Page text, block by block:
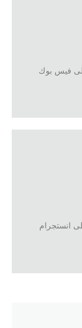
على فيس بوك
انستجرام